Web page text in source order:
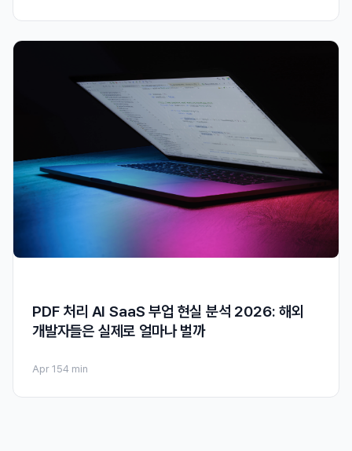
PDF 처리 AI SaaS 부업 현실 분석 2026: 해외
개발자들은 실제로 얼마나 벌까
Apr 154 min